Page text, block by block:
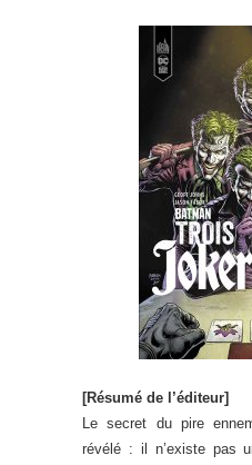
[Résumé de l’éditeur]
Le secret du pire
révélé : il n’existe pas